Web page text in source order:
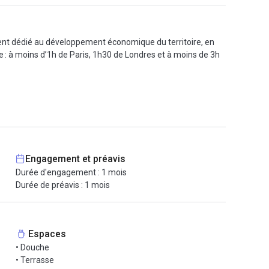
dédié au développement économique du territoire, en
à moins d’1h de Paris, 1h30 de Londres et à moins de 3h
bureau est très agréable. Vous disposerez de votre
avec soin.
lumineux, disposant d'un un accueil, d'une conciergerie et
rénové et décoré avec goût par les propriétaires.
également d'un très grand rooftop apportant confort et
Engagement et préavis
Durée d'engagement : 1 mois
Durée de préavis : 1 mois
Espaces
• Douche
• Terrasse